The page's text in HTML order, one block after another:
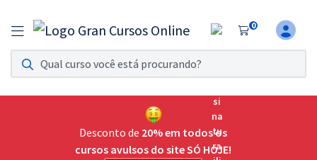
0
Assinatura Ilimitada 11
Acesso a todos os cursos. Teste grátis por 7 dias!
Assinatura OAB Até Passar
Acesso ilimitado a toda preparação para o Exame da
Desconto de 20% em todos os
cursos avulsos do site SÓ HOJE!